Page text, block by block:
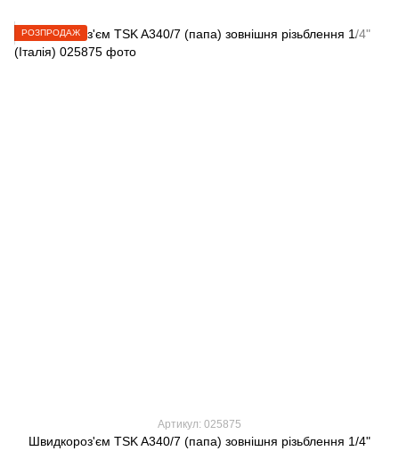
РОЗПРОДАЖ
Артикул: 025875
Швидкороз'єм TSK A340/7 (папа) зовнішня різьблення 1/4"